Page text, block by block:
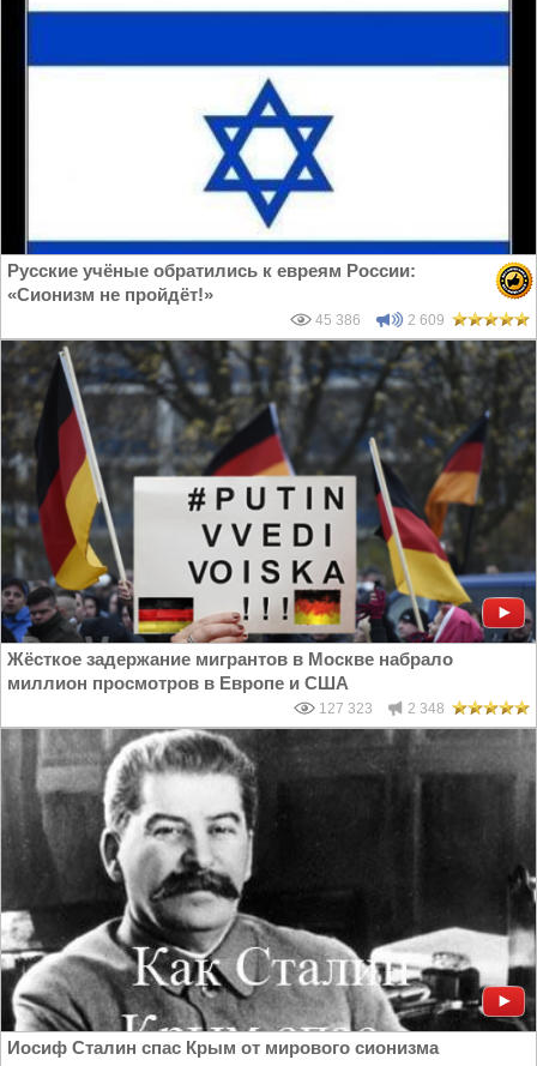
Русские учёные обратились к евреям России:
«Сионизм не пройдёт!»
45 386 2 609
Жёсткое задержание мигрантов в Москве набрало
миллион просмотров в Европе и США
127 323 2 348
Иосиф Сталин спас Крым от мирового сионизма